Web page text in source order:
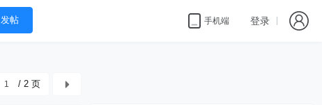
发帖 手机端 登录
/ 2 页